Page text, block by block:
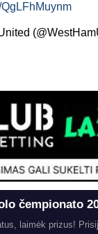
čempionato
laimėk prizus!